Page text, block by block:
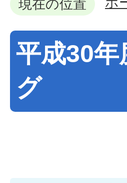
現在の位置
平成30
グ